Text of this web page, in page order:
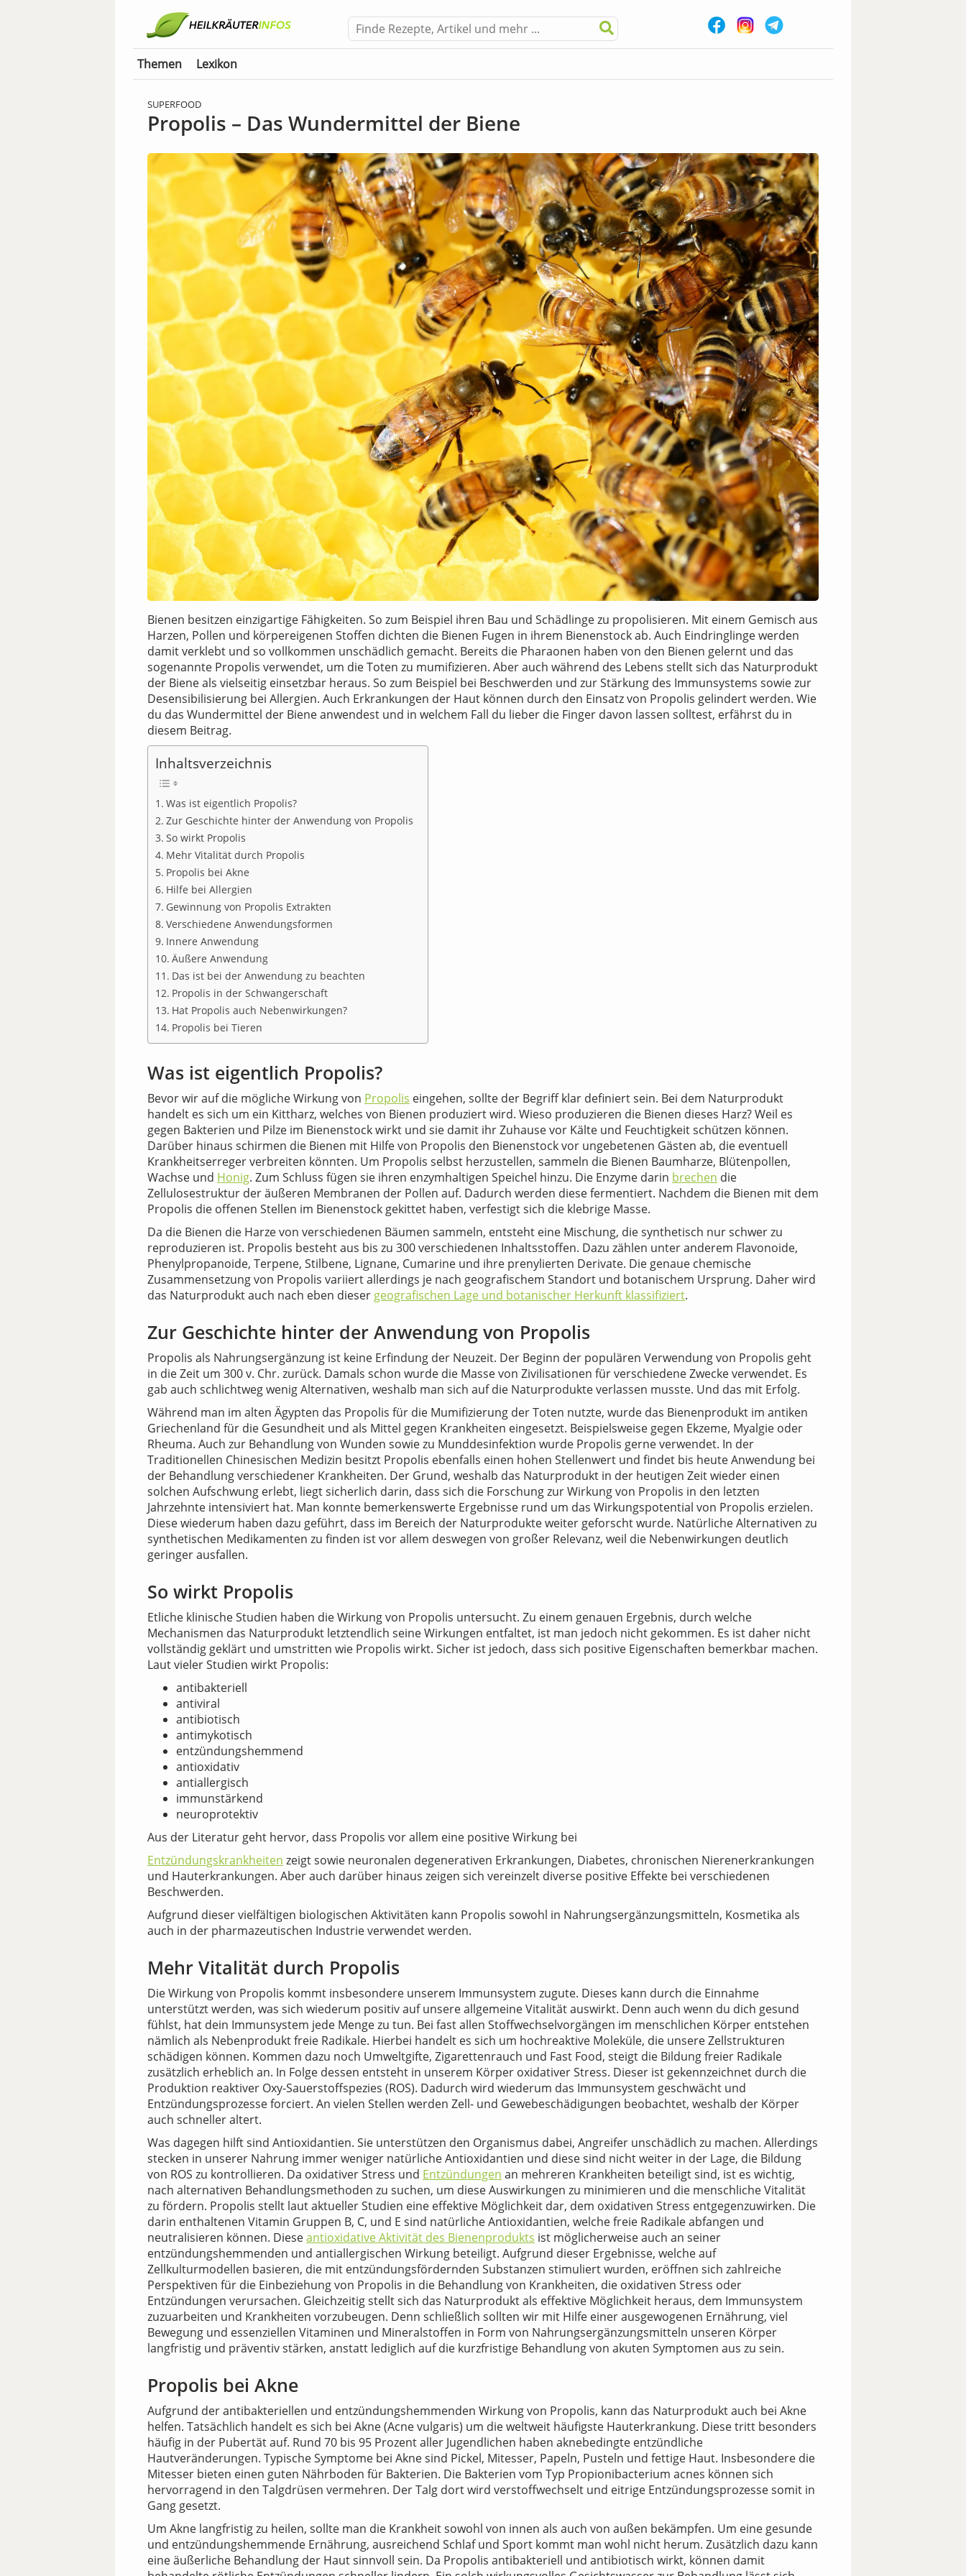
Themen Lexikon
SUPERFOOD
Propolis – Das Wundermittel der Biene
Bienen besitzen einzigartige Fähigkeiten. So zum Beispiel ihren Bau und Schädlinge zu propolisieren. Mit einem Gemisch aus
Harzen, Pollen und körpereigenen Stoffen dichten die Bienen Fugen in ihrem Bienenstock ab. Auch Eindringlinge werden
damit verklebt und so vollkommen unschädlich gemacht. Bereits die Pharaonen haben von den Bienen gelernt und das
sogenannte Propolis verwendet, um die Toten zu mumifizieren. Aber auch während des Lebens stellt sich das Naturprodukt
der Biene als vielseitig einsetzbar heraus. So zum Beispiel bei Beschwerden und zur Stärkung des Immunsystems sowie zur
Desensibilisierung bei Allergien. Auch Erkrankungen der Haut können durch den Einsatz von Propolis gelindert werden. Wie
du das Wundermittel der Biene anwendest und in welchem Fall du lieber die Finger davon lassen solltest, erfährst du in
diesem Beitrag.
Inhaltsverzeichnis
Was ist eigentlich Propolis?
Zur Geschichte hinter der Anwendung von Propolis
So wirkt Propolis
Mehr Vitalität durch Propolis
Propolis bei Akne
Hilfe bei Allergien
Gewinnung von Propolis Extrakten
Verschiedene Anwendungsformen
Innere Anwendung
Äußere Anwendung
Das ist bei der Anwendung zu beachten
Propolis in der Schwangerschaft
Hat Propolis auch Nebenwirkungen?
Propolis bei Tieren
Was ist eigentlich Propolis?
Bevor wir auf die mögliche Wirkung von Propolis eingehen, sollte der Begriff klar definiert sein. Bei dem Naturprodukt
handelt es sich um ein Kittharz, welches von Bienen produziert wird. Wieso produzieren die Bienen dieses Harz? Weil es
gegen Bakterien und Pilze im Bienenstock wirkt und sie damit ihr Zuhause vor Kälte und Feuchtigkeit schützen können.
Darüber hinaus schirmen die Bienen mit Hilfe von Propolis den Bienenstock vor ungebetenen Gästen ab, die eventuell
Krankheitserreger verbreiten könnten. Um Propolis selbst herzustellen, sammeln die Bienen Baumharze, Blütenpollen,
Wachse und Honig. Zum Schluss fügen sie ihren enzymhaltigen Speichel hinzu. Die Enzyme darin brechen die
Zellulosestruktur der äußeren Membranen der Pollen auf. Dadurch werden diese fermentiert. Nachdem die Bienen mit dem
Propolis die offenen Stellen im Bienenstock gekittet haben, verfestigt sich die klebrige Masse.
Da die Bienen die Harze von verschiedenen Bäumen sammeln, entsteht eine Mischung, die synthetisch nur schwer zu
reproduzieren ist. Propolis besteht aus bis zu 300 verschiedenen Inhaltsstoffen. Dazu zählen unter anderem Flavonoide,
Phenylpropanoide, Terpene, Stilbene, Lignane, Cumarine und ihre prenylierten Derivate. Die genaue chemische
Zusammensetzung von Propolis variiert allerdings je nach geografischem Standort und botanischem Ursprung. Daher wird
das Naturprodukt auch nach eben dieser geografischen Lage und botanischer Herkunft klassifiziert.
Zur Geschichte hinter der Anwendung von Propolis
Propolis als Nahrungsergänzung ist keine Erfindung der Neuzeit. Der Beginn der populären Verwendung von Propolis geht
in die Zeit um 300 v. Chr. zurück. Damals schon wurde die Masse von Zivilisationen für verschiedene Zwecke verwendet. Es
gab auch schlichtweg wenig Alternativen, weshalb man sich auf die Naturprodukte verlassen musste. Und das mit Erfolg.
Während man im alten Ägypten das Propolis für die Mumifizierung der Toten nutzte, wurde das Bienenprodukt im antiken
Griechenland für die Gesundheit und als Mittel gegen Krankheiten eingesetzt. Beispielsweise gegen Ekzeme, Myalgie oder
Rheuma. Auch zur Behandlung von Wunden sowie zu Munddesinfektion wurde Propolis gerne verwendet. In der
Traditionellen Chinesischen Medizin besitzt Propolis ebenfalls einen hohen Stellenwert und findet bis heute Anwendung bei
der Behandlung verschiedener Krankheiten. Der Grund, weshalb das Naturprodukt in der heutigen Zeit wieder einen
solchen Aufschwung erlebt, liegt sicherlich darin, dass sich die Forschung zur Wirkung von Propolis in den letzten
Jahrzehnte intensiviert hat. Man konnte bemerkenswerte Ergebnisse rund um das Wirkungspotential von Propolis erzielen.
Diese wiederum haben dazu geführt, dass im Bereich der Naturprodukte weiter geforscht wurde. Natürliche Alternativen zu
synthetischen Medikamenten zu finden ist vor allem deswegen von großer Relevanz, weil die Nebenwirkungen deutlich
geringer ausfallen.
So wirkt Propolis
Etliche klinische Studien haben die Wirkung von Propolis untersucht. Zu einem genauen Ergebnis, durch welche
Mechanismen das Naturprodukt letztendlich seine Wirkungen entfaltet, ist man jedoch nicht gekommen. Es ist daher nicht
vollständig geklärt und umstritten wie Propolis wirkt. Sicher ist jedoch, dass sich positive Eigenschaften bemerkbar machen.
Laut vieler Studien wirkt Propolis:
antibakteriell
antiviral
antibiotisch
antimykotisch
entzündungshemmend
antioxidativ
antiallergisch
immunstärkend
neuroprotektiv
Aus der Literatur geht hervor, dass Propolis vor allem eine positive Wirkung bei
Entzündungskrankheiten zeigt sowie neuronalen degenerativen Erkrankungen, Diabetes, chronischen Nierenerkrankungen
und Hauterkrankungen. Aber auch darüber hinaus zeigen sich vereinzelt diverse positive Effekte bei verschiedenen
Beschwerden.
Aufgrund dieser vielfältigen biologischen Aktivitäten kann Propolis sowohl in Nahrungsergänzungsmitteln, Kosmetika als
auch in der pharmazeutischen Industrie verwendet werden.
Mehr Vitalität durch Propolis
Die Wirkung von Propolis kommt insbesondere unserem Immunsystem zugute. Dieses kann durch die Einnahme
unterstützt werden, was sich wiederum positiv auf unsere allgemeine Vitalität auswirkt. Denn auch wenn du dich gesund
fühlst, hat dein Immunsystem jede Menge zu tun. Bei fast allen Stoffwechselvorgängen im menschlichen Körper entstehen
nämlich als Nebenprodukt freie Radikale. Hierbei handelt es sich um hochreaktive Moleküle, die unsere Zellstrukturen
schädigen können. Kommen dazu noch Umweltgifte, Zigarettenrauch und Fast Food, steigt die Bildung freier Radikale
zusätzlich erheblich an. In Folge dessen entsteht in unserem Körper oxidativer Stress. Dieser ist gekennzeichnet durch die
Produktion reaktiver Oxy-Sauerstoffspezies (ROS). Dadurch wird wiederum das Immunsystem geschwächt und
Entzündungsprozesse forciert. An vielen Stellen werden Zell- und Gewebeschädigungen beobachtet, weshalb der Körper
auch schneller altert.
Was dagegen hilft sind Antioxidantien. Sie unterstützen den Organismus dabei, Angreifer unschädlich zu machen. Allerdings
stecken in unserer Nahrung immer weniger natürliche Antioxidantien und diese sind nicht weiter in der Lage, die Bildung
von ROS zu kontrollieren. Da oxidativer Stress und Entzündungen an mehreren Krankheiten beteiligt sind, ist es wichtig,
nach alternativen Behandlungsmethoden zu suchen, um diese Auswirkungen zu minimieren und die menschliche Vitalität
zu fördern. Propolis stellt laut aktueller Studien eine effektive Möglichkeit dar, dem oxidativen Stress entgegenzuwirken. Die
darin enthaltenen Vitamin Gruppen B, C, und E sind natürliche Antioxidantien, welche freie Radikale abfangen und
neutralisieren können. Dieseantioxidative Aktivität des Bienenprodukts ist möglicherweise auch an seiner
entzündungshemmenden und antiallergischen Wirkung beteiligt. Aufgrund dieser Ergebnisse, welche auf
Zellkulturmodellen basieren, die mit entzündungsfördernden Substanzen stimuliert wurden, eröffnen sich zahlreiche
Perspektiven für die Einbeziehung von Propolis in die Behandlung von Krankheiten, die oxidativen Stress oder
Entzündungen verursachen. Gleichzeitig stellt sich das Naturprodukt als effektive Möglichkeit heraus, dem Immunsystem
zuzuarbeiten und Krankheiten vorzubeugen. Denn schließlich sollten wir mit Hilfe einer ausgewogenen Ernährung, viel
Bewegung und essenziellen Vitaminen und Mineralstoffen in Form von Nahrungsergänzungsmitteln unseren Körper
langfristig und präventiv stärken, anstatt lediglich auf die kurzfristige Behandlung von akuten Symptomen aus zu sein.
Propolis bei Akne
Aufgrund der antibakteriellen und entzündungshemmenden Wirkung von Propolis, kann das Naturprodukt auch bei Akne
helfen. Tatsächlich handelt es sich bei Akne (Acne vulgaris) um die weltweit häufigste Hauterkrankung. Diese tritt besonders
häufig in der Pubertät auf. Rund 70 bis 95 Prozent aller Jugendlichen haben aknebedingte entzündliche
Hautveränderungen. Typische Symptome bei Akne sind Pickel, Mitesser, Papeln, Pusteln und fettige Haut. Insbesondere die
Mitesser bieten einen guten Nährboden für Bakterien. Die Bakterien vom Typ Propionibacterium acnes können sich
hervorragend in den Talgdrüsen vermehren. Der Talg dort wird verstoffwechselt und eitrige Entzündungsprozesse somit in
Gang gesetzt.
Um Akne langfristig zu heilen, sollte man die Krankheit sowohl von innen als auch von außen bekämpfen. Um eine gesunde
und entzündungshemmende Ernährung, ausreichend Schlaf und Sport kommt man wohl nicht herum. Zusätzlich dazu kann
eine äußerliche Behandlung der Haut sinnvoll sein. Da Propolis antibakteriell und antibiotisch wirkt, können damit